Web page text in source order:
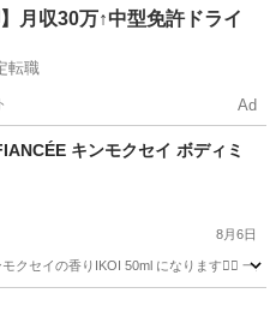
月収30万↑中型免許ドライ
転職
Ad
キンモクセイ ボディミ
8月6日
クセイの香りIKOI 50ml になります❁⃘ 一